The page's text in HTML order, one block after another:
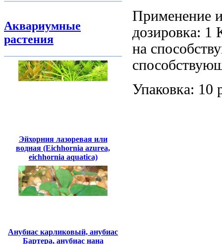
Аквариумные
растения
Эйхорния лазоревая или
водная (Eichhornia azurea,
eichhornia aquatica)
Анубиас карликовый, анубиас
Бартера, анубиас нана
Применение
дозировка: 1
на
Упаковка: 10